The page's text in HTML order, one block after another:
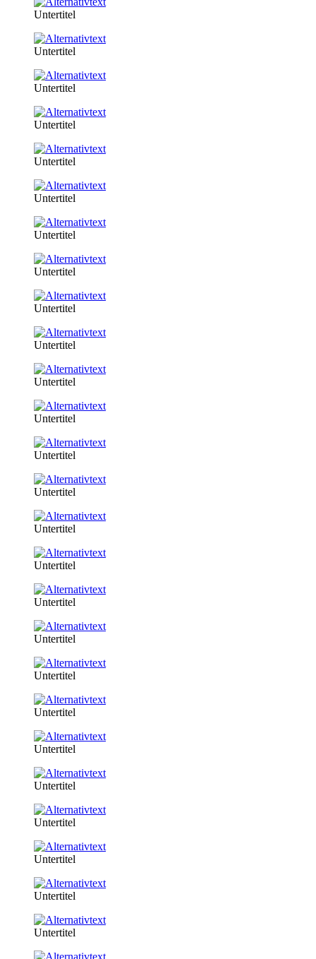
Untertitel
Untertitel
Untertitel
Untertitel
Untertitel
Untertitel
Untertitel
Untertitel
Untertitel
Untertitel
Untertitel
Untertitel
Untertitel
Untertitel
Untertitel
Untertitel
Untertitel
Untertitel
Untertitel
Untertitel
Untertitel
Untertitel
Untertitel
Untertitel
Untertitel
Untertitel